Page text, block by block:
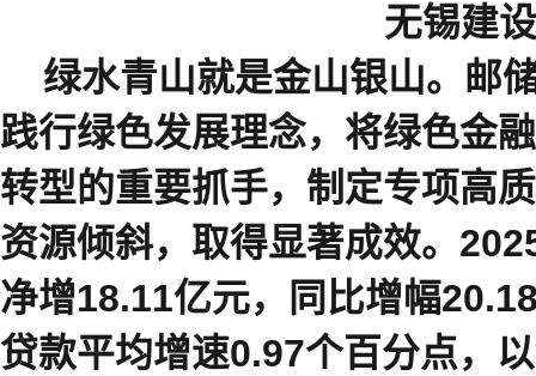
无锡建设
绿水青山就是金山银山。 邮
践行绿色发展理念，将绿色金
转型的重要抓手，制定专项高
资源倾斜，取得显著成效。
净增18.11亿元，同比增幅
贷款平均增速0.97个百分点，